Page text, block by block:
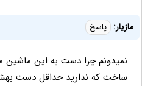
مازیار: پاسخ
نمیدونم چرا دست به این ماشین
ساخت که ندارید حداقل دست